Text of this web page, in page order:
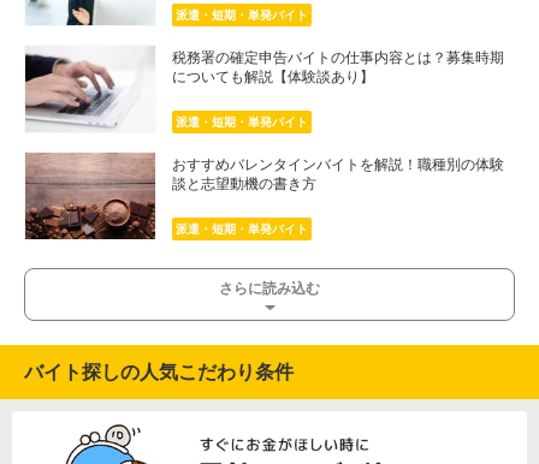
派遣・短期・単発バイト
税務署の確定申告バイトの仕事内容とは？募集時期
についても解説【体験談あり】
派遣・短期・単発バイト
おすすめバレンタインバイトを解説！職種別の体験
談と志望動機の書き方
派遣・短期・単発バイト
さらに読み込む
バイト探しの人気こだわり条件